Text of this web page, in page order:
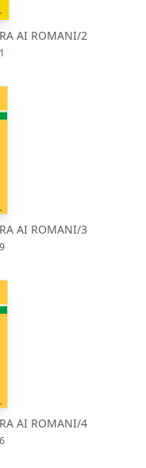
AI ROMANI/2
AI ROMANI/3
AI ROMANI/4